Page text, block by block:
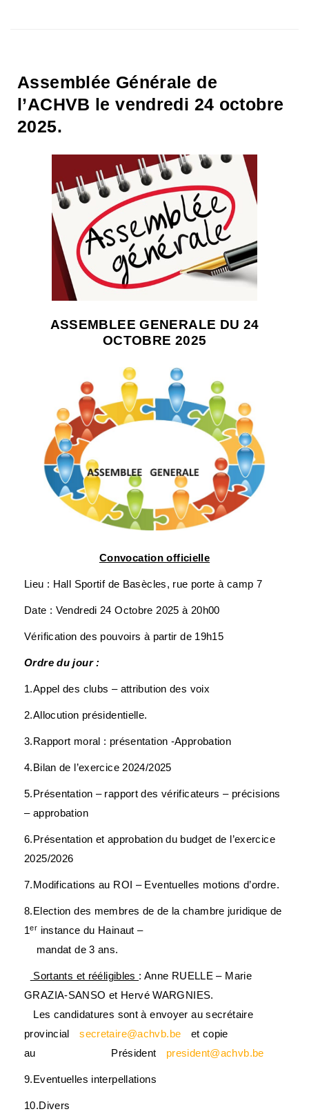
Assemblée Générale de
l’ACHVB le vendredi 24 octobre
2025.
ASSEMBLEE GENERALE DU 24
OCTOBRE 2025
Convocation officielle
Lieu : Hall Sportif de Basècles, rue porte à camp 7
Date : Vendredi 24 Octobre 2025 à 20h00
Vérification des pouvoirs à partir de 19h15
Ordre du jour :
1.Appel des clubs – attribution des voix
2.Allocution présidentielle.
3.Rapport moral : présentation -Approbation
4.Bilan de l’exercice 2024/2025
5.Présentation – rapport des vérificateurs – précisions
– approbation
6.Présentation et approbation du budget de l’exercice
2025/2026
7.Modifications au ROI – Eventuelles motions d’ordre.
8.Election des membres de de la chambre juridique de
1er instance du Hainaut –
mandat de 3 ans.
Sortants et rééligibles : Anne RUELLE – Marie
GRAZIA-SANSO et Hervé WARGNIES.
Les candidatures sont à envoyer au secrétaire
provincial
secretaire@achvb.be
et copie
au Président
president@achvb.be
9.Eventuelles interpellations
10.Divers